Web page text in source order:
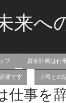
来へ
うとしている方を
プ 資金計画は仕
要です 上司と
仕事を